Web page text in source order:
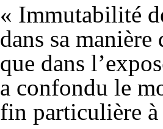
« Immutabilité
dans sa
que dans
a confondu le
fin particulière